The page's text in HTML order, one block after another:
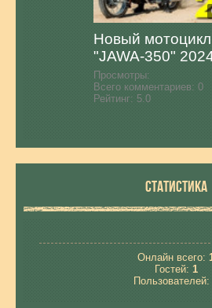
Новый мотоцикл
"JAWA-350"
Просмотры:
Всего комментариев: 0
Рейтинг: 5.0
СТАТИСТИКА
Онлайн всего:
Гостей: 1
Пользователей: